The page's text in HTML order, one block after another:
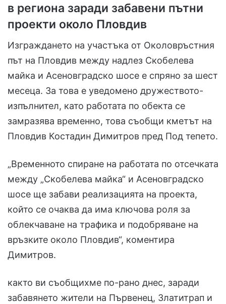
в региона заради забавени пътни
проекти около Пловдив
Изграждането на участъка от Околовръстния
път на Пловдив между надлез Скобелева
майка и Асеновградско шосе е спряно за шест
месеца. За това е уведомено дружеството-
изпълнител, като работата по обекта се
замразява временно, това съобщи кметът на
Пловдив Костадин Димитров пред Под тепето.
„Временното спиране на работата по отсечката
между „Скобелева майка“ и Асеновградско
шосе ще забави реализацията на проекта,
който се очаква да има ключова роля за
облекчаване на трафика и подобряване на
връзките около Пловдив“, коментира
Димитров.
както ви съобщихме по-рано днес, заради
забавянето жители на Първенец, Златитрап и